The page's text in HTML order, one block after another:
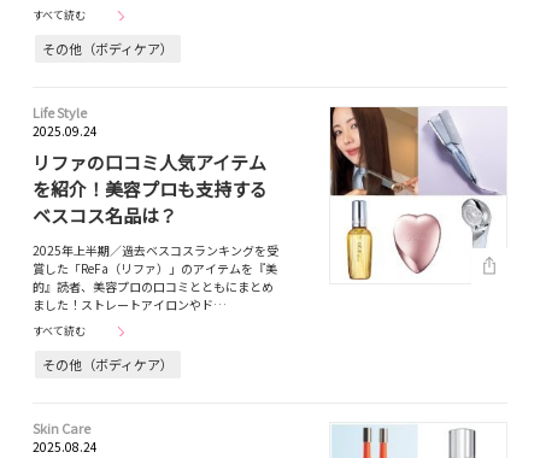
すべて読む
その他（ボディケア）
Life Style
2025.09.24
リファの口コミ人気アイテム
を紹介！美容プロも支持する
ベスコス名品は？
2025年上半期／過去ベスコスランキングを受
賞した「ReFa（リファ）」のアイテムを『美
的』読者、美容プロの口コミとともにまとめ
ました！ストレートアイロンやド…
すべて読む
その他（ボディケア）
Skin Care
2025.08.24